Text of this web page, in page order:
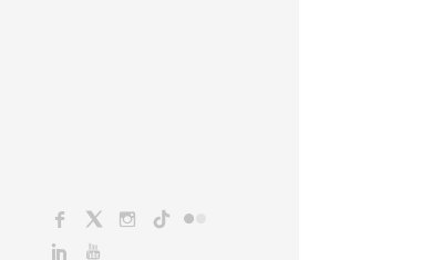
Facebook Instagram
TikTok
Linkedin